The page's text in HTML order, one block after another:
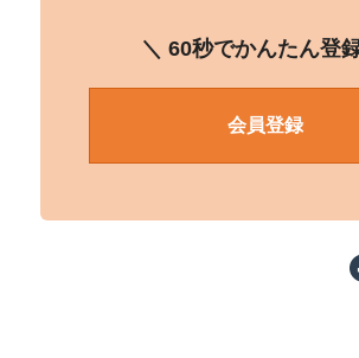
＼ 60秒でかんたん登
会員登録